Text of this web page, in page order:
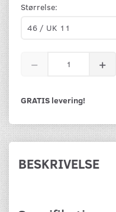
Størrelse:
GRATIS levering!
BESKRIVELSE